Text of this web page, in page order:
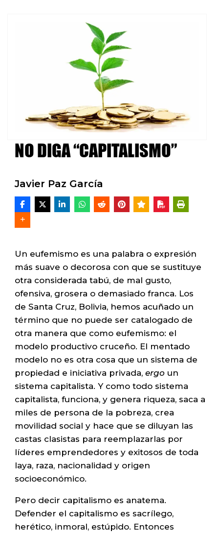
NO DIGA “CAPITALISMO”
Javier Paz García
Un eufemismo es una palabra o expresión
más suave o decorosa con que se sustituye
otra considerada tabú, de mal gusto,
ofensiva, grosera o demasiado franca. Los
de Santa Cruz, Bolivia, hemos acuñado un
término que no puede ser catalogado de
otra manera que como eufemismo: el
modelo productivo cruceño. El mentado
modelo no es otra cosa que un sistema de
propiedad e iniciativa privada, ergo un
sistema capitalista. Y como todo sistema
capitalista, funciona, y genera riqueza, saca a
miles de persona de la pobreza, crea
movilidad social y hace que se diluyan las
castas clasistas para reemplazarlas por
líderes emprendedores y exitosos de toda
laya, raza, nacionalidad y origen
socioeconómico.
Pero decir capitalismo es anatema.
Defender el capitalismo es sacrílego,
herético, inmoral, estúpido. Entonces